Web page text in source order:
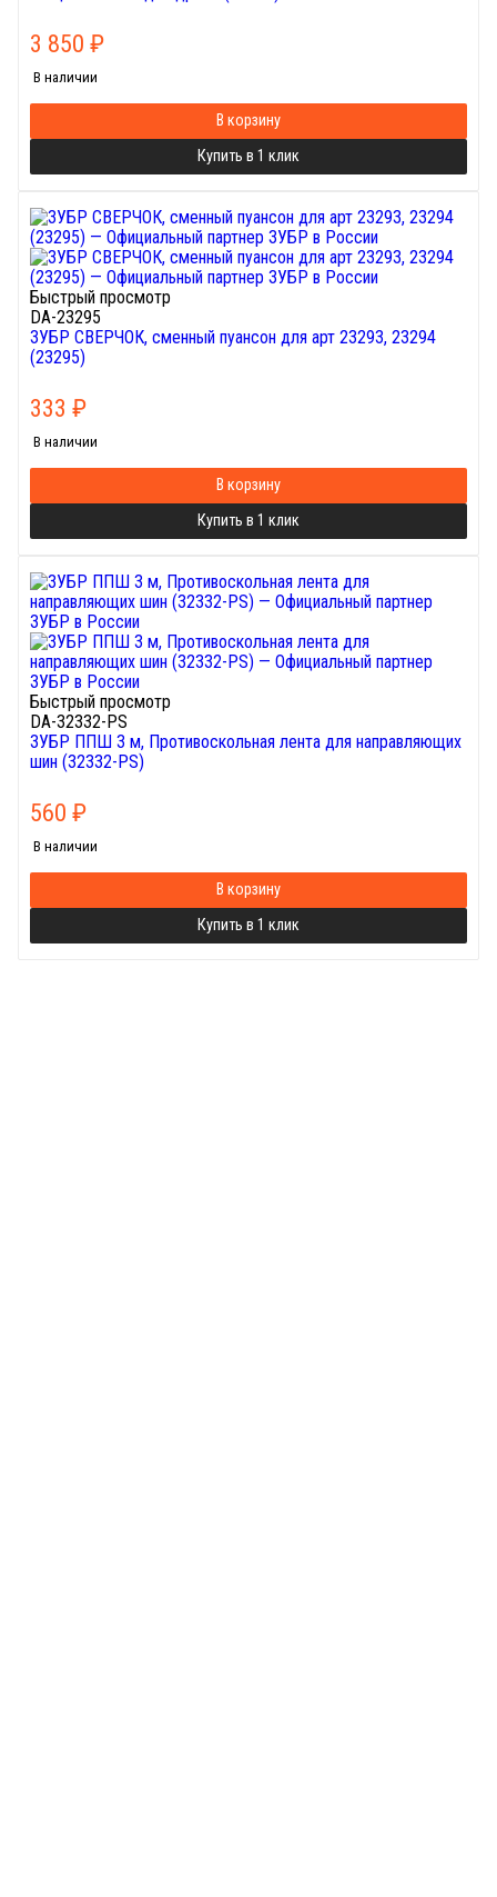
3 850 ₽
В наличии
В корзину
Купить в 1 клик
Быстрый просмотр
DA-23295
ЗУБР СВЕРЧОК, сменный пуансон для арт 23293, 23294
(23295)
333 ₽
В наличии
В корзину
Купить в 1 клик
Быстрый просмотр
DA-32332-PS
ЗУБР ППШ 3 м, Противоскольная лента для направляющих
шин (32332-PS)
560 ₽
В наличии
В корзину
Купить в 1 клик